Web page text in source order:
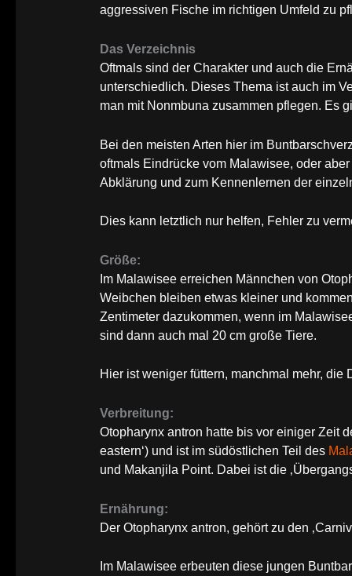
aggressiven Fische im richtigen Umfeld zu
Das Verzeichnis
Oftmals sind der Charakter und auch die
unterschiedlich. Dieses Thema ist auch im
man mit Nonmbuna zusammen pflegen. Es
Bei den meisten Arten hier im
oftmals Eindrücke vom Malawisee, oder
Abklärung und zum Kennenlernen der
Dies kann letztlich nur helfen, Fehler zu
Größe:
Im Malawisee erreichen Männchen von
Weibchen bleiben etwas kleiner und
Zentimeter dazukommen, wenn im
sind dann auch mal 20 cm große Tiere.
Hier ist weniger füttern, manchmal mehr, die
Verbreitung:
Otopharynx antron hatte bis vor einiger Zeit
eastern‘) und ist im südöstlichen Teil des
und Makanjila Point. Dabei ist die
Ernährung:
Der Otopharynx antron, gehört zu den
Im Malawisee erbeuten diese jungen